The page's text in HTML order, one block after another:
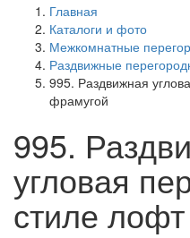
Главная
Каталоги и фото
Межкомнатные
Раздвижные
995. Раздвижная
фрамугой
995.
угловая
стиле